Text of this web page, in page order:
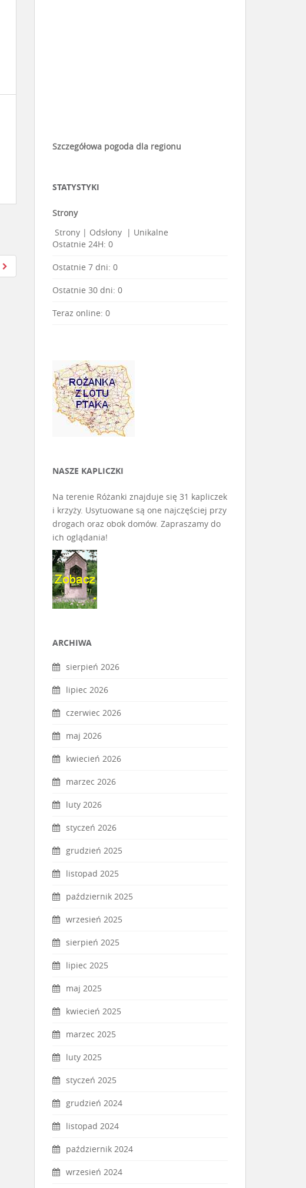
Szczegółowa pogoda dla regionu
STATYSTYKI
Strony
Strony | Odsłony | Unikalne
Ostatnie 24H: 0
Ostatnie 7 dni: 0
Ostatnie 30 dni: 0
Teraz online: 0
NASZE KAPLICZKI
Na terenie Różanki znajduje się 31 kapliczek
i krzyży. Usytuowane są one najczęściej przy
drogach oraz obok domów. Zapraszamy do
ich oglądania!
ARCHIWA
sierpień 2026
lipiec 2026
czerwiec 2026
maj 2026
kwiecień 2026
marzec 2026
luty 2026
styczeń 2026
grudzień 2025
listopad 2025
październik 2025
wrzesień 2025
sierpień 2025
lipiec 2025
maj 2025
kwiecień 2025
marzec 2025
luty 2025
styczeń 2025
grudzień 2024
listopad 2024
październik 2024
wrzesień 2024